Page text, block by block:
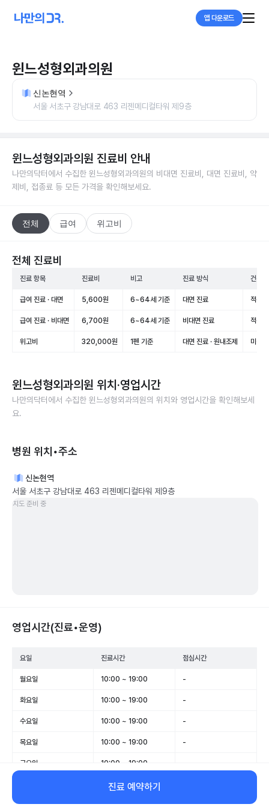
앱 다운로드
윈느성형외과의원
신논현역
서울 서초구 강남대로 463 리젠메디컬타워 제9층
윈느성형외과의원 진료비 안내
나만의닥터에서 수집한 윈느성형외과의원의 비대면 진료비, 대면 진료비, 약
제비, 접종료 등 모든 가격을 확인해보세요.
전체 급여 위고비
전체 진료비
진료 항목 진료비 비고 진료 방식 건강
급여 진료 · 대면 5,600원 6~64세 기준 대면 진료 적용(
급여 진료 · 비대면 6,700원 6~64세 기준 비대면 진료 적용(
위고비 320,000원 1펜 기준 대면 진료 · 원내조제 미적
윈느성형외과의원 위치·영업시간
나만의닥터에서 수집한 윈느성형외과의원의 위치와 영업시간을 확인해보세
요.
병원 위치•주소
신논현역
서울 서초구 강남대로 463 리젠메디컬타워 제9층
지도 준비 중
영업시간(진료•운영)
요일 진료시간 점심시간
월요일 10:00 ~ 19:00 -
화요일 10:00 ~ 19:00 -
수요일 10:00 ~ 19:00 -
목요일 10:00 ~ 19:00 -
금요일 10:00 ~ 19:00
10:00 ~ 16:00
일요일 휴무 -
진료 예약하기